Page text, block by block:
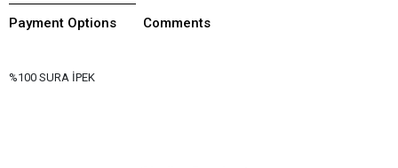
Payment Options Comments
%100 SURA İPEK